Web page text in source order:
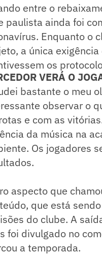
entre o
paulista ainda foi
Enquanto o
a única
os
VERÁ O
bastante o meu
observar o
e com as
da música na
Os jogadores
aspecto que
que está
do clube. A
foi divulgado no
a temporada.